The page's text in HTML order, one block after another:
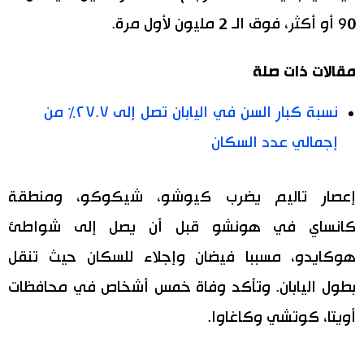
90 أو أكثر، فوق الـ 2 مليون لأول مرة.
مقالات ذات صلة
نسبة كبار السن في اليابان تصل إلى ٢٧.٧٪ من
إجمالي عدد السكان
إعصار تاليم يضرب كيوشو، شيكوكو، ومنطقة
كانساي في هونشو قبل أن يصل إلى شواطئ
هوكايدو، مسببا فيضان وإجلاء للسكان حيث تنقل
بطول اليابان. وتأكد وفاة خمس أشخاص في محافظات
أويتا، كوتشي وكاغاوا.